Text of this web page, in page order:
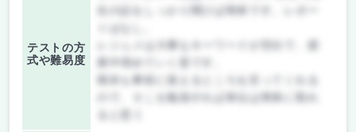
テストの方
式や難易度
ので、そこを勉強すれば単位は簡単に取れ